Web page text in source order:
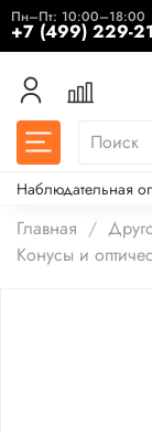
Пн–Пт: 10:00–18:00
+7 (499) 229-
Наблюдательная
Главная
Конусы и